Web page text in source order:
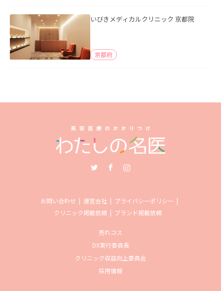
いびきメディカルクリニック 京都院
京都府
お問い合わせ 運営会社
プライバシーポリシー
クリニック掲載依頼
ブランド掲載依頼
売れコス
DX実行委員長
クリニック収益向上委員会
採用情報